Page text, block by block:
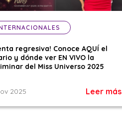
regresiva! Conoce AQUÍ el
y dónde ver EN VIVO la
del Miss Universo 2025
2025 Leer más